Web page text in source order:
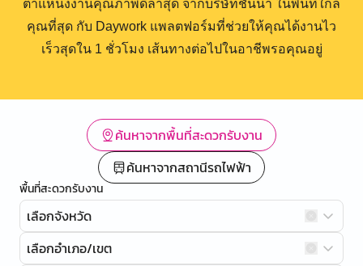
ตำแหน่งงานคุณภาพดีล่าสุด จากบริษัทชั้นนำ ในพื้นที่ใกล้
คุณที่สุด กับ Daywork แพลตฟอร์มที่ช่วยให้คุณได้งานไว
เร็วสุดใน 1 ชั่วโมง เส้นทางต่อไปในอาชีพรอคุณอยู่
ค้นหาจากพื้นที่สะดวกรับงาน
ค้นหาจากสถานีรถไฟฟ้า
พื้นที่สะดวกรับงาน
เลือกจังหวัด
เลือกอำเภอ/เขต